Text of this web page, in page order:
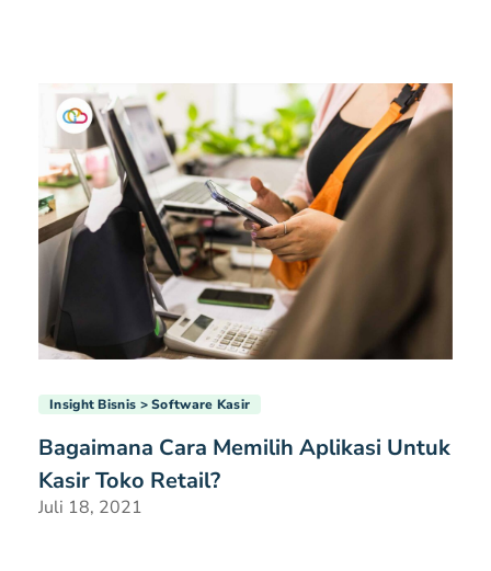
Insight Bisnis Software Kasir
Bagaimana Cara Memilih Aplikasi Untuk
Kasir Toko Retail?
Juli 18, 2021